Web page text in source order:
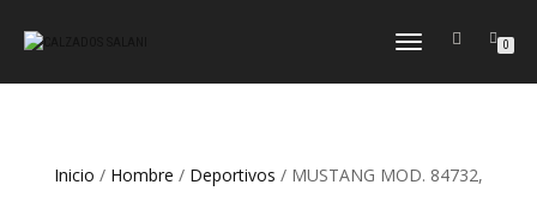
CAMBIAR
0
Inicio / Hombre / Deportivos / MUSTANG MOD. 84732,